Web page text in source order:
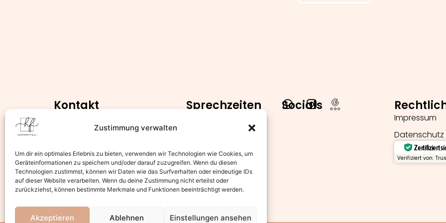
Zustimmung verwalten
Um dir ein optimales Erlebnis zu bieten, verwenden wir Technologien wie Cookies, um
Geräteinformationen zu speichern und/oder darauf zuzugreifen. Wenn du diesen
Technologien zustimmst, können wir Daten wie das Surfverhalten oder eindeutige IDs
auf dieser Website verarbeiten. Wenn du deine Zustimmung nicht erteilst oder
zurückziehst, können bestimmte Merkmale und Funktionen beeinträchtigt werden.
Akzeptieren Ablehnen Einstellungen ansehen
Kontakt
30159 Hannover
info@harmonyfill.de
Online Termin Buchen
Sprechzeiten
Samstag
9.00 – 18:00 Uhr
Socials
Impressum
Datenschutz
Zertifiziert
Verifiziert von: